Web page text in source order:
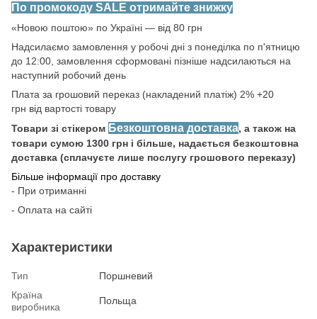
По промокоду SALE отримайте знижку
«Новою поштою» по Україні — від 80 грн
Надсилаємо замовлення у робочі дні з понеділка по п'ятницю
до 12:00, замовлення сформовані пізніше надсилаються на
наступний робочий день
Плата за грошовий переказ (накладений платіж) 2% +20
грн від вартості товару
Товари зі стікером Безкоштовна доставка, а також на
товари сумою 1300 грн і більше, надається безкоштовна
доставка (сплачуєте лише послугу грошового переказу)
Більше інформації про доставку
- При отриманні
- Оплата на сайті
Характеристики
Тип
Поршневий
Країна
виробника
Польща